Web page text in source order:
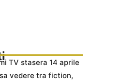
TV stasera 14 aprile
vedere tra fiction,